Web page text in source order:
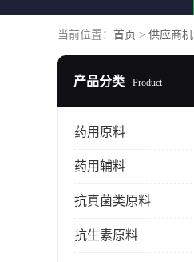
当前位置： 首页 > 供应商机
产品分类 Product
药用原料
药用辅料
抗真菌类原料
抗生素原料